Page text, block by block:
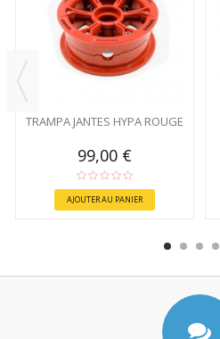
TRAMPA JANTES HYPA ROUGE
99,00 €
AJOUTER AU PANIER